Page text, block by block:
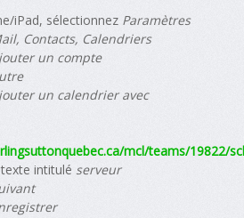
iPad, sélectionnez Paramètres
Contacts, Calendriers
un compte
un calendrier avec
mcl/teams/19822/
intitulé serveur